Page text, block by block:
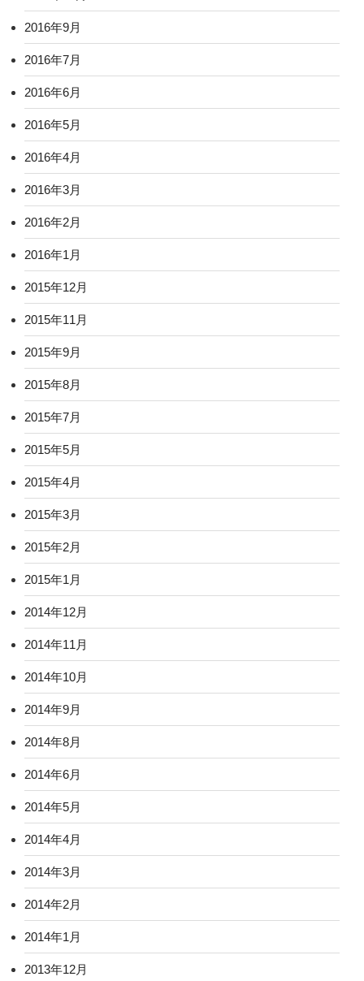
2016年9月
2016年7月
2016年6月
2016年5月
2016年4月
2016年3月
2016年2月
2016年1月
2015年12月
2015年11月
2015年9月
2015年8月
2015年7月
2015年5月
2015年4月
2015年3月
2015年2月
2015年1月
2014年12月
2014年11月
2014年10月
2014年9月
2014年8月
2014年6月
2014年5月
2014年4月
2014年3月
2014年2月
2014年1月
2013年12月